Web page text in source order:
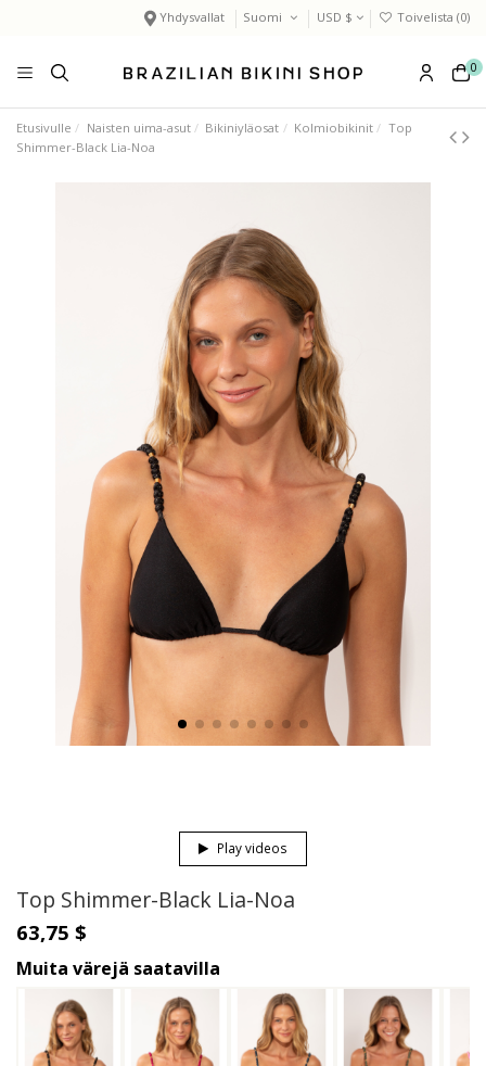
Yhdysvallat Suomi USD $ Toivelista (0)
0
Etusivulle Naisten uima-asut Bikiniyläosat Kolmiobikinit
Top
Shimmer-Black Lia-Noa
Play videos
Top Shimmer-Black Lia-Noa
63,75 $
Muita värejä saatavilla